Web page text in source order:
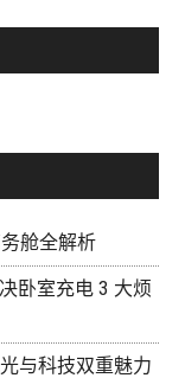
舱全解析
卧室充电 3 大烦
与科技双重魅力